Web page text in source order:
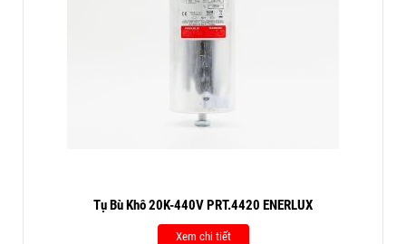
Tụ Bù Khô 20K-440V PRT.4420 ENERLUX
Xem chi tiết